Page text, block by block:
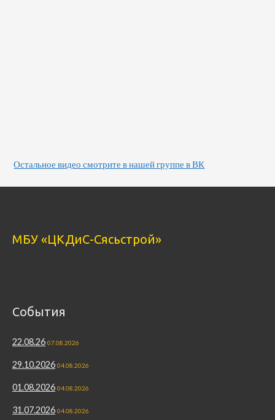
Остальное видео смотрите в нашей группе в ВК
МБУ «ЦКДиС-Сясьстрой»
События
22.08.26 07.08.2026
29.10.2026 04.08.2026
01.08.2026 04.08.2026
31.07.2026 04.08.2026